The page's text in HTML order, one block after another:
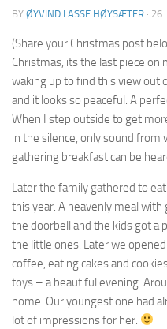
BY ØYVIND LASSE HØYSÆTER · 26.
(Share your Christmas post
Christmas, its the last piece on
waking up to find this view out
and it looks so peaceful. A
When I step outside to get
in the silence, only sound from
gathering breakfast can be
Later the family gathered to
this year. A heavenly meal
the doorbell and the kids got a
the little ones. Later we
coffee, eating cakes and
toys – a beautiful evening.
home. Our youngest one had
lot of impressions for her.